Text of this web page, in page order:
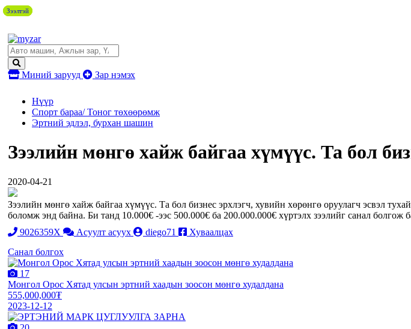
Миний зарууд Зар нэмэх
Нүүр
Спорт бараа/ Тоног төхөөрөмж
Эртний эдлэл, бурхан шашин
Зээлийн мөнгө хайж байгаа хүмүүс. Та бол
2020-04-21
Зээлийн мөнгө хайж байгаа хүмүүс. Та бол бизнес эрхлэгч, хувийн хөрөнгө оруулагч эсвэл
боломж энд байна. Би танд 10.000€ -ээс 500.000€ ба 200.000.000€ хүртэлх зээлийг санал
9026359X
Асуулт асуух diego71
Хуваалцах
Санал болгох
17
Монгол Орос Хятад улсын эртний хаадын зоосон мөнгө худалдана
555,000,000₮
2023-12-12
Зээлтэй
Зээлтэй
Зээлтэй